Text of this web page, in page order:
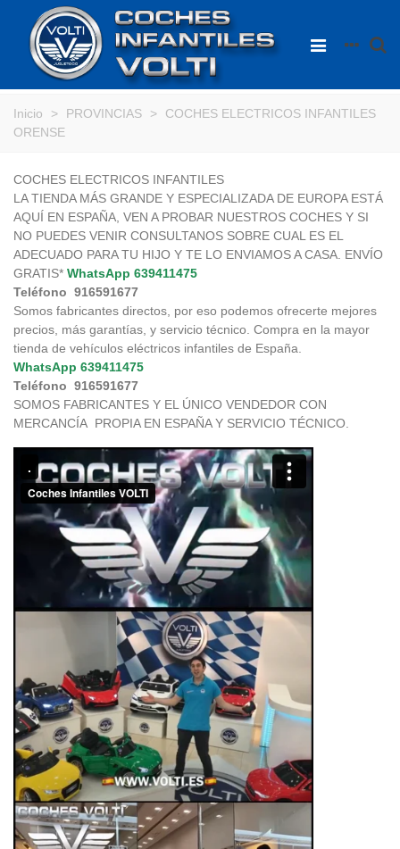
Inicio > PROVINCIAS >
COCHES ELECTRICOS INFANTILES
ORENSE
COCHES ELECTRICOS INFANTILES
LA TIENDA MÁS GRANDE Y ESPECIALIZADA DE EUROPA ESTÁ
AQUÍ EN ESPAÑA, VEN A PROBAR NUESTROS COCHES Y SI
NO PUEDES VENIR CONSULTANOS SOBRE CUAL ES EL
ADECUADO PARA TU HIJO Y TE LO ENVIAMOS A CASA. ENVÍO
GRATIS* WhatsApp 639411475
Teléfono 916591677
Somos fabricantes directos, por eso podemos ofrecerte mejores
precios, más garantías, y servicio técnico. Compra en la mayor
tienda de vehículos eléctricos infantiles de España.
WhatsApp 639411475
Teléfono 916591677
SOMOS FABRICANTES Y EL ÚNICO VENDEDOR CON
MERCANCÍA PROPIA EN ESPAÑA Y SERVICIO TÉCNICO.